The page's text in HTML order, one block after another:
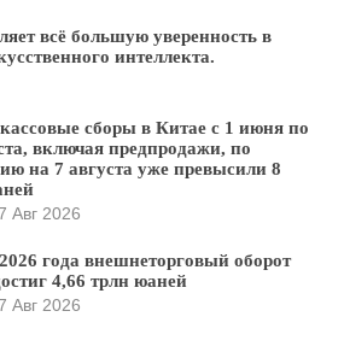
всё большую уверенность в
интеллекта.
сборы в Китае с 1 июня по
включая предпродажи, по
на 7 августа уже превысили 8
Авг 2026
года внешнеторговый оборот
4,66 трлн юаней
Авг 2026